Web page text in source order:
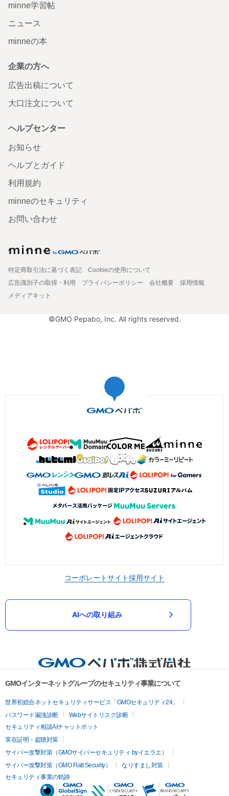
minne学習帖
ニュース
minneの本
企業の方へ
広告出稿について
大口注文について
ヘルプセンター
お知らせ
ヘルプとガイド
利用規約
minneのセキュリティ
お問い合わせ
特定商取引法に基づく表記
Cookieの使用について
広告識別子の取得・利用
プライバシーポリシー 会社概要
採用情報
メディアキット
©GMO Pepabo, Inc. All rights reserved.
コーポレートサイト採用サイト
AIへの取り組み
GMOインターネットグループのセキュリティ事業について
世界初総合ネットセキュリティサービス「GMOセキュリティ24」
パスワード漏洩診断
Webサイトリスク診断
セキュリティ相談AIチャットボット
実在証明・盗聴対策
サイバー攻撃対策（GMOサイバーセキュリティ byイエラエ）
サイバー攻撃対策（GMO Flatt Security）
なりすまし対策
セキュリティ事業の軌跡